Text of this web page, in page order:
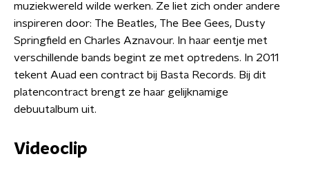
muziekwereld wilde werken. Ze liet zich onder andere
inspireren door: The Beatles, The Bee Gees, Dusty
Springfield en Charles Aznavour. In haar eentje met
verschillende bands begint ze met optredens. In 2011
tekent Auad een contract bij Basta Records. Bij dit
platencontract brengt ze haar gelijknamige
debuutalbum uit.
Videoclip